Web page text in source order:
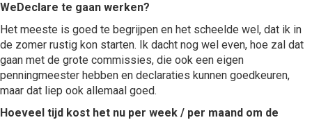
WeDeclare te gaan werken?
Het meeste is goed te begrijpen en het scheelde wel, dat ik in
de zomer rustig kon starten. Ik dacht nog wel even, hoe zal dat
gaan met de grote commissies, die ook een eigen
penningmeester hebben en declaraties kunnen goedkeuren,
maar dat liep ook allemaal goed.
Hoeveel tijd kost het nu per week / per maand om de